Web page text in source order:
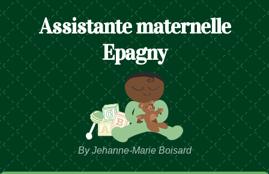
Assistante maternelle
Epagny
By Jehanne-Marie Boisard